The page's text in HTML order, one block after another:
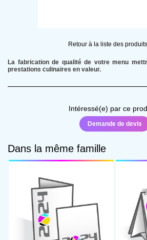
Date de livraison souhaitée
Nombre de pages
EXTRAS
Retour à la liste des produits
La fabrication de qualité de votre menu
prestations culinaires en valeur.
Intéressé(e) par ce
Demande de devis
Dans la même famille